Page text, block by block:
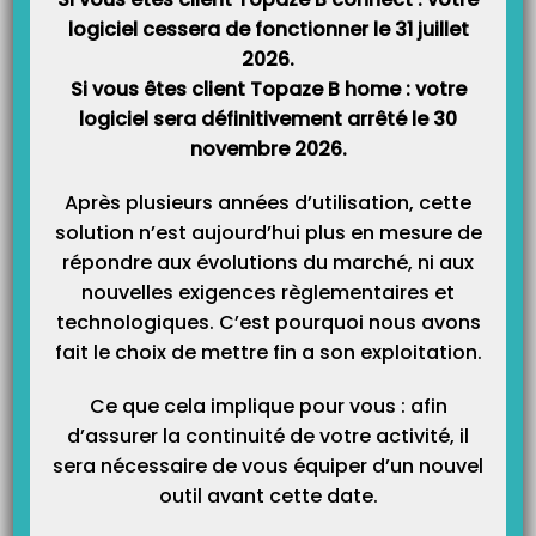
Catégories
Catégories
logiciel cessera de fonctionner le 31 juillet
2026.
Si vous êtes client Topaze B home : votre
logiciel sera définitivement arrêté le 30
novembre 2026.
Après plusieurs années d’utilisation, cette
solution n’est aujourd’hui plus en mesure de
répondre aux évolutions du marché, ni aux
nouvelles exigences règlementaires et
technologiques. C’est pourquoi nous avons
fait le choix de mettre fin a son exploitation.
Ce que cela implique pour vous : afin
d’assurer la continuité de votre activité, il
sera nécessaire de vous équiper d’un nouvel
outil avant cette date.